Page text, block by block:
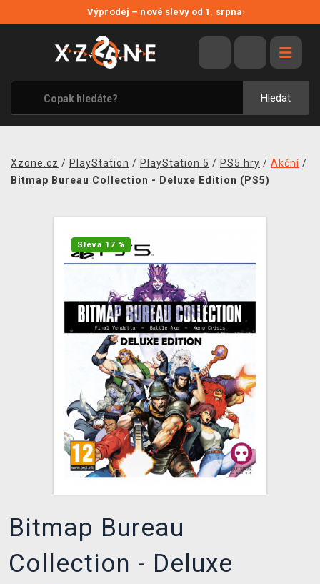
Výprodej – nové slevy od 1. srpna›
Hledat
VÝPRODEJ
VIDEOHRY
XZONE ORIGINALS
TÉMATIKY
MERCHANDISE
PRODEJNY
DOPRAVA
TCG & BOARDGAME HUB
VÝKUP HER (BAZAR)
Xzone.cz / PlayStation / PlayStation 5 / PS5 hry / Akční /
Bitmap Bureau Collection - Deluxe Edition (PS5)
Sleva 17 %
Bitmap Bureau
Collection - Deluxe